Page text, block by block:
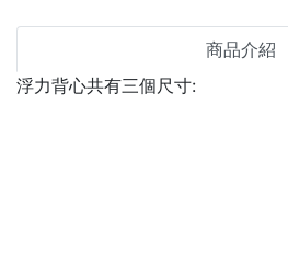
商品介紹
浮力背心共有三個尺寸: